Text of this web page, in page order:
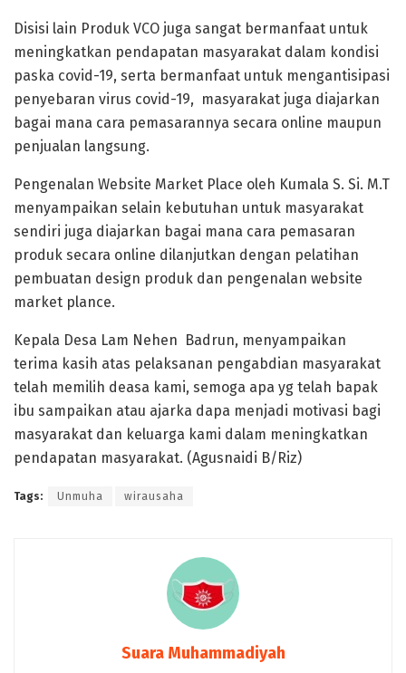
Disisi lain Produk VCO juga sangat bermanfaat untuk
meningkatkan pendapatan masyarakat dalam kondisi
paska covid-19, serta bermanfaat untuk mengantisipasi
penyebaran virus covid-19, masyarakat juga diajarkan
bagai mana cara pemasarannya secara online maupun
penjualan langsung.
Pengenalan Website Market Place oleh Kumala S. Si. M.T
menyampaikan selain kebutuhan untuk masyarakat
sendiri juga diajarkan bagai mana cara pemasaran
produk secara online dilanjutkan dengan pelatihan
pembuatan design produk dan pengenalan website
market plance.
Kepala Desa Lam Nehen Badrun, menyampaikan
terima kasih atas pelaksanan pengabdian masyarakat
telah memilih deasa kami, semoga apa yg telah bapak
ibu sampaikan atau ajarka dapa menjadi motivasi bagi
masyarakat dan keluarga kami dalam meningkatkan
pendapatan masyarakat. (Agusnaidi B/Riz)
Tags: Unmuha wirausaha
Suara Muhammadiyah